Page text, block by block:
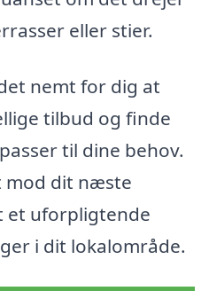
eller stier.
nemt for dig at
tilbud og finde
til dine behov.
mod dit næste
et uforpligtende
i dit lokalområde.